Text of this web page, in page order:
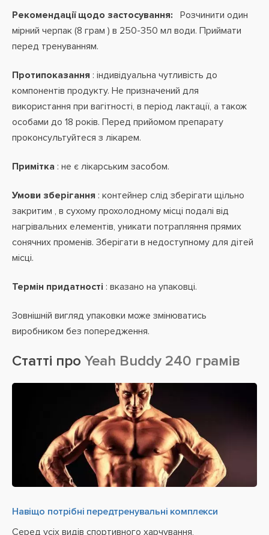
Рекомендації щодо застосування:
Розчинити один
мірний черпак (8 грам ) в 250-350 мл води. Приймати
перед тренуванням.
Протипоказання : індивідуальна чутливість до
компонентів продукту. Не призначений для
використання при вагітності, в період лактації, а також
особами до 18 років. Перед прийомом препарату
проконсультуйтеся з лікарем.
Примітка : не є лікарським засобом.
Умови зберігання : контейнер слід зберігати щільно
закритим , в сухому прохолодному місці подалі від
нагрівальних елементів, уникати потрапляння прямих
сонячних променів. Зберігати в недоступному для дітей
місці.
Термін придатності : вказано на упаковці.
Зовнішній вигляд упаковки може змінюватись
виробником без попередження.
Статті про Yeah Buddy 240 грамів
Навіщо потрібні передтренувальні комплекси
Серед усіх видів спортивного харчування,